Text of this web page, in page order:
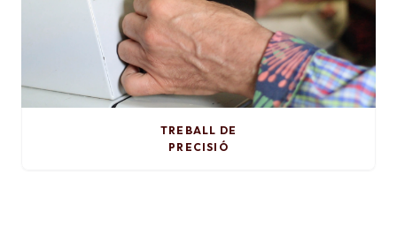
TREBALL DE
PRECISIÓ